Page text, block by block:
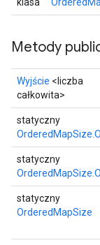
Metody
Wyjście <liczba
całkowita>
statyczny
statyczny
statyczny
OrderedMapSize